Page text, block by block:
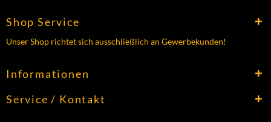
Shop Service
Unser Shop richtet sich ausschließlich an Gewerbekunden!
Informationen
Service / Kontakt